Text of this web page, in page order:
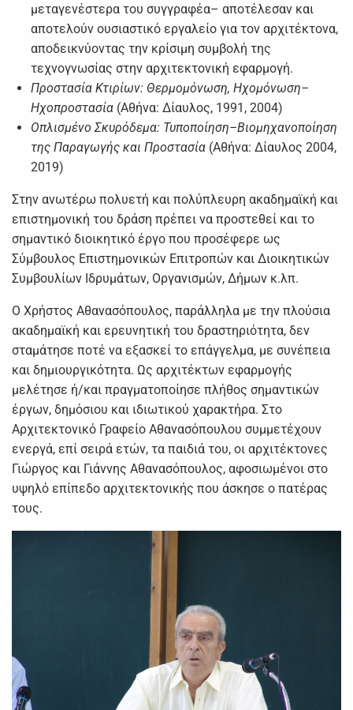
μεταγενέστερα του συγγραφέα– αποτέλεσαν και
αποτελούν ουσιαστικό εργαλείο για τον αρχιτέκτονα,
αποδεικνύοντας την κρίσιμη συμβολή της
τεχνογνωσίας στην αρχιτεκτονική εφαρμογή.
Προστασία Κτιρίων: Θερμομόνωση, Ηχομόνωση–
Ηχοπροστασία (Αθήνα: Δίαυλος, 1991, 2004)
Οπλισμένο Σκυρόδεμα: Τυποποίηση–Βιομηχανοποίηση
της Παραγωγής και Προστασία (Αθήνα: Δίαυλος 2004,
2019)
Στην ανωτέρω πολυετή και πολύπλευρη ακαδημαϊκή και
επιστημονική του δράση πρέπει να προστεθεί και το
σημαντικό διοικητικό έργο που προσέφερε ως
Σύμβουλος Επιστημονικών Επιτροπών και Διοικητικών
Συμβουλίων Ιδρυμάτων, Οργανισμών, Δήμων κ.λπ.
Ο Χρήστος Αθανασόπουλος, παράλληλα με την πλούσια
ακαδημαϊκή και ερευνητική του δραστηριότητα, δεν
σταμάτησε ποτέ να εξασκεί το επάγγελμα, με συνέπεια
και δημιουργικότητα. Ως αρχιτέκτων εφαρμογής
μελέτησε ή/και πραγματοποίησε πλήθος σημαντικών
έργων, δημόσιου και ιδιωτικού χαρακτήρα. Στο
Αρχιτεκτονικό Γραφείο Αθανασόπουλου συμμετέχουν
ενεργά, επί σειρά ετών, τα παιδιά του, οι αρχιτέκτονες
Γιώργος και Γιάννης Αθανασόπουλος, αφοσιωμένοι στο
υψηλό επίπεδο αρχιτεκτονικής που άσκησε ο πατέρας
τους.